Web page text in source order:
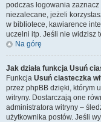
podczas logowania zaznacz
niezalecane, jeżeli
w bibliotece, kawiarence
uczelni itp. Jeśli nie widzisz
Na górę
Jak działa funkcja Usuń
Funkcja Usuń ciasteczka
przez phpBB dzięki, którym
witryny. Dostarczają one
administratora witryny –
użytkownika postów. Jeśli